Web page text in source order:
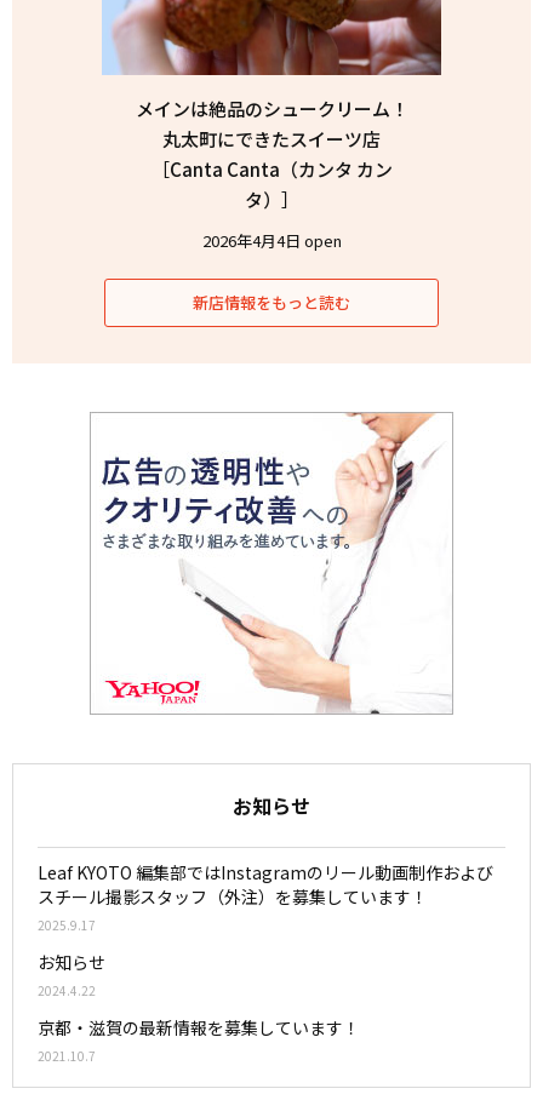
メインは絶品のシュークリーム！
丸太町にできたスイーツ店
［Canta Canta（カンタ カン
タ）］
2026年4月4日 open
新店情報をもっと読む
お知らせ
Leaf KYOTO 編集部ではInstagramのリール動画制作および
スチール撮影スタッフ（外注）を募集しています！
2025.9.17
お知らせ
2024.4.22
京都・滋賀の最新情報を募集しています！
2021.10.7